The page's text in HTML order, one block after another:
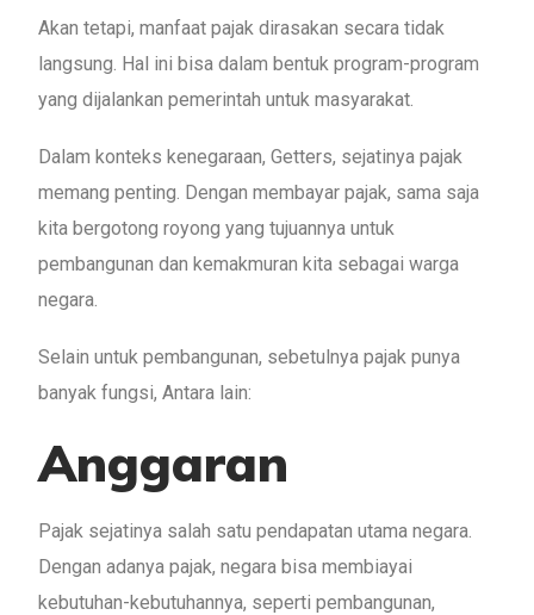
Akan tetapi, manfaat pajak dirasakan secara tidak
langsung. Hal ini bisa dalam bentuk program-program
yang dijalankan pemerintah untuk masyarakat.
Dalam konteks kenegaraan, Getters, sejatinya pajak
memang penting. Dengan membayar pajak, sama saja
kita bergotong royong yang tujuannya untuk
pembangunan dan kemakmuran kita sebagai warga
negara.
Selain untuk pembangunan, sebetulnya pajak punya
banyak fungsi, Antara lain:
Anggaran
Pajak sejatinya salah satu pendapatan utama negara.
Dengan adanya pajak, negara bisa membiayai
kebutuhan-kebutuhannya, seperti pembangunan,